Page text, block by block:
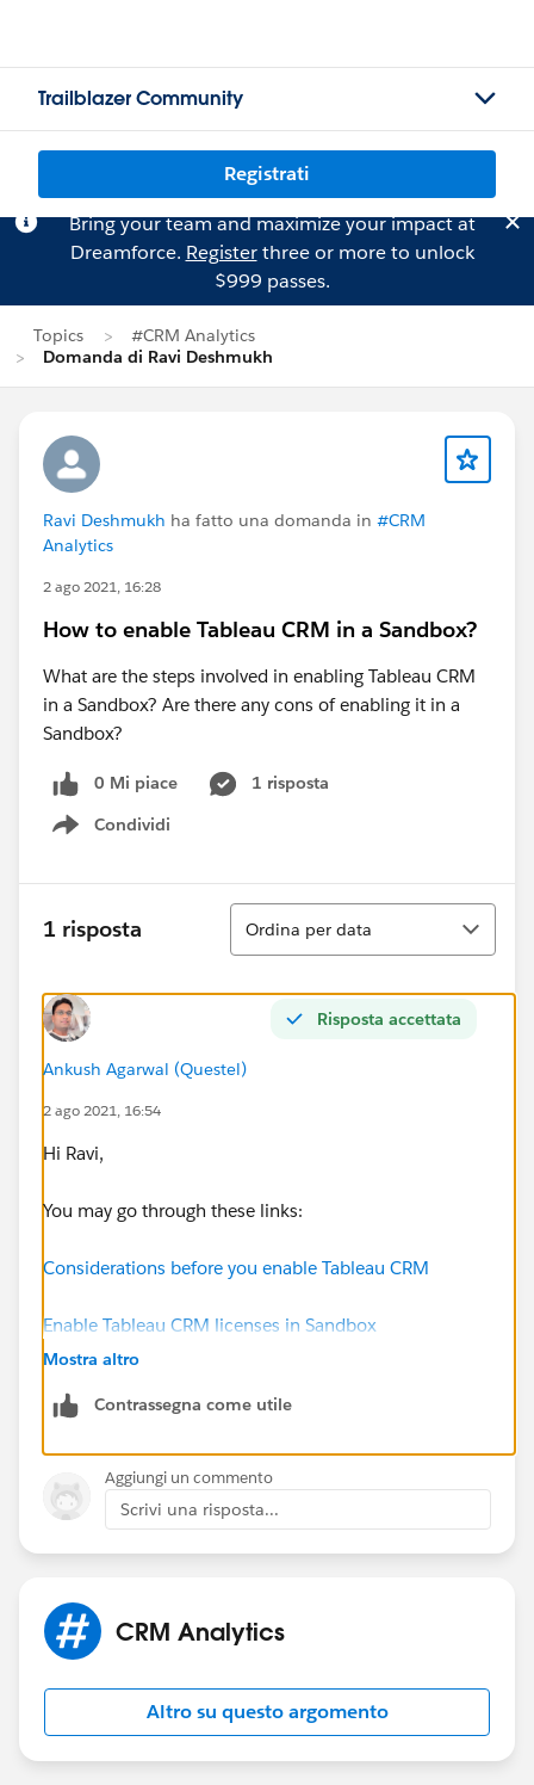
Trailblazer Community
Registrati
Bring your team and maximize your impact at
Dreamforce. Registerthree or more to unlock
$999 passes.
Topics
#CRM Analytics
Domanda di Ravi Deshmukh
Ravi Deshmukh ha fatto una domanda in #CRM
Analytics
2 ago 2021, 16:28
How to enable Tableau CRM in a Sandbox?
What are the steps involved in enabling Tableau CRM
in a Sandbox? Are there any cons of enabling it in a
Sandbox?
0 Mi piace
1 risposta
Condividi
Show menu
1 risposta
Ordina
Ordina per data
Risposta accettata
Ankush Agarwal (Questel)
2 ago 2021, 16:54
Hi Ravi,
You may go through these links:
Considerations before you enable Tableau CRM
Enable Tableau CRM licenses in Sandbox
Mostra altro
Contrassegna come utile
Aggiungi un commento
Scrivi una risposta...
CRM Analytics
Altro su questo argomento